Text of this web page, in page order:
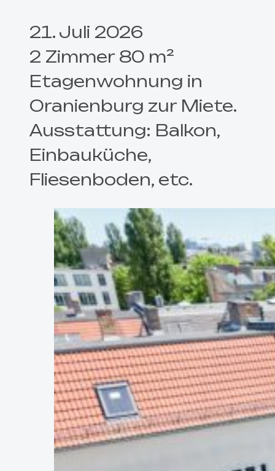
21. Juli 2026
2 Zimmer 80 m²
Etagenwohnung in
Oranienburg zur Miete.
Ausstattung: Balkon,
Einbauküche,
Fliesenboden, etc.